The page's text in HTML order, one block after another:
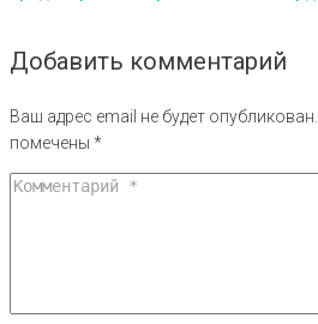
Добавить комментарий
Ваш адрес email не будет опубликован.
помечены *